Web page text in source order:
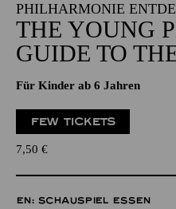
PHILHARMONIE
THE YOUNG
GUIDE TO
Für Kinder ab 6 Jahren
FEW TICKETS
7,50 €
EN: SCHAUSPIEL ESSEN